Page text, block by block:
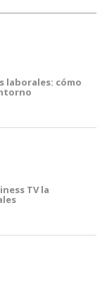
laborales: cómo
TV la